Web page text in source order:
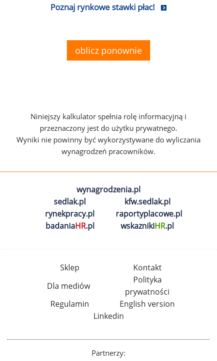
Poznaj rynkowe stawki płac!
oblicz ponownie
Niniejszy kalkulator spełnia rolę informacyjną i
przeznaczony jest do użytku prywatnego.
Wyniki nie powinny być wykorzystywane do wyliczania
wynagrodzeń pracowników.
wynagrodzenia.pl
sedlak.pl
kfw.sedlak.pl
rynekpracy.pl
raportyplacowe.pl
badaniaHR.pl wskaznikiHR.pl
Sklep
Kontakt
Dla mediów
Polityka
prywatności
Regulamin
English version
Linkedin
Partnerzy: